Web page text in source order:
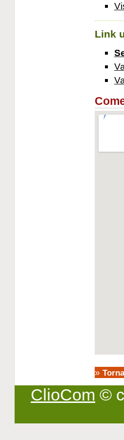
Link
»
ClioCom ©